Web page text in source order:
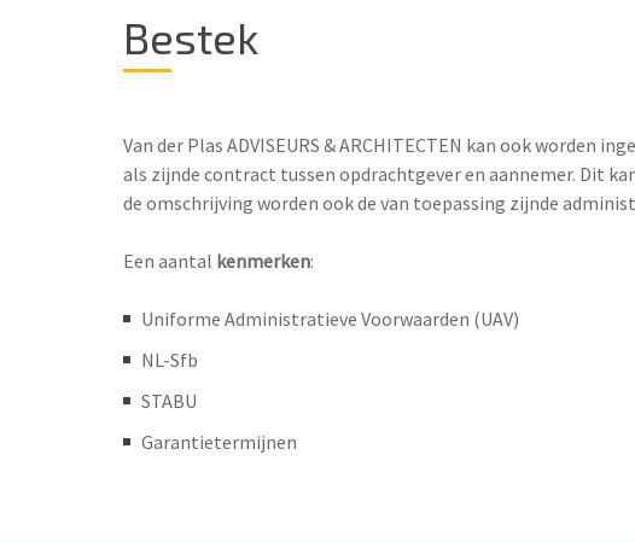
Bestek
Van der Plas ADVISEURS & ARCHITECTEN kan ook worden
als zijnde contract tussen opdrachtgever en aannemer. Dit
de omschrijving worden ook de van toepassing zijnde
Een aantal kenmerken:
Uniforme Administratieve Voorwaarden (UAV)
NL-Sfb
STABU
Garantietermijnen